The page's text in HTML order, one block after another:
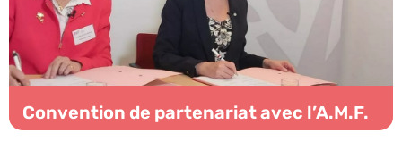
Convention de partenariat avec l’A.M.F.